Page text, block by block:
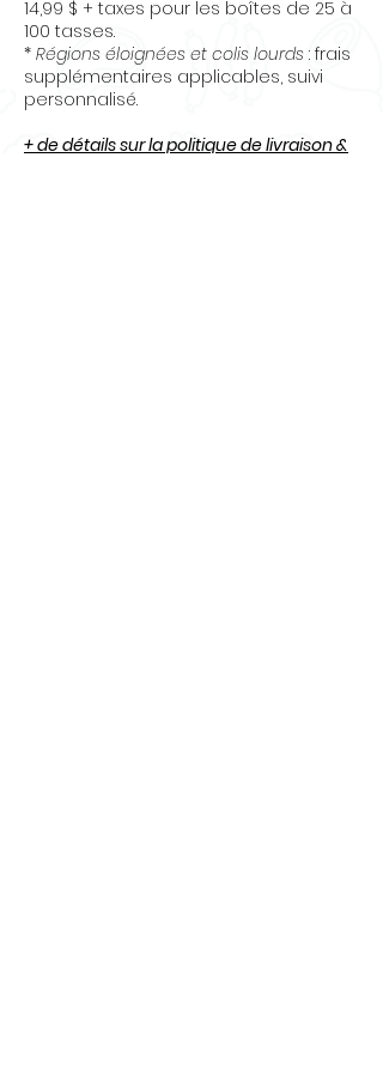
14,99 $ + taxes pour les boîtes de 25 à
100 tasses.
* Régions éloignées et colis lourds : frais
supplémentaires applicables, suivi
personnalisé.
+ de détails sur la politique de livraison &